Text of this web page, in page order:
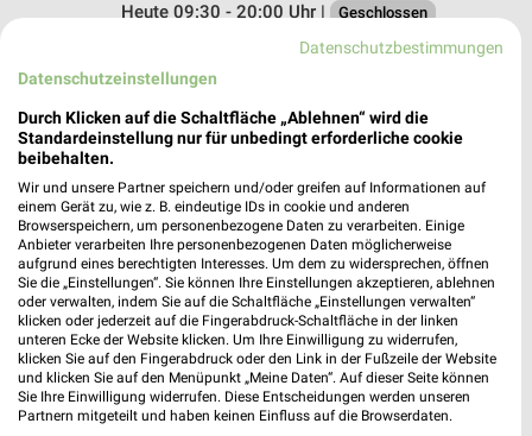
Heute 09:30 - 20:00 Uhr |
Geschlossen
502,78 km • Angebote: 1 Prospekt
Denns BioMarkt München
Wasserburger Landstr. 214
Heute 08:00 - 20:00 Uhr | Geschlossen
504,74 km • Angebote: 1 Prospekt
Reformhaus VITALIA München
Kästlenstr. 32
81827 München
504,57 km • Angebote: 1 Prospekt
Datenschutzbestimmungen
Datenschutzeinstellungen
Durch Klicken auf die Schaltfläche „Ablehnen“ wird die
Standardeinstellung nur für unbedingt erforderliche cookie
beibehalten.
Wir und unsere Partner speichern und/oder greifen auf Informationen auf
einem Gerät zu, wie z. B. eindeutige IDs in cookie und anderen
Browserspeichern, um personenbezogene Daten zu verarbeiten. Einige
Anbieter verarbeiten Ihre personenbezogenen Daten möglicherweise
aufgrund eines berechtigten Interesses. Um dem zu widersprechen, öffnen
Sie die „Einstellungen“. Sie können Ihre Einstellungen akzeptieren, ablehnen
oder verwalten, indem Sie auf die Schaltfläche „Einstellungen verwalten“
klicken oder jederzeit auf die Fingerabdruck-Schaltfläche in der linken
unteren Ecke der Website klicken. Um Ihre Einwilligung zu widerrufen,
klicken Sie auf den Fingerabdruck oder den Link in der Fußzeile der Website
und klicken Sie auf den Menüpunkt „Meine Daten“. Auf dieser Seite können
Sie Ihre Einwilligung widerrufen. Diese Entscheidungen werden unseren
Partnern mitgeteilt und haben keinen Einfluss auf die Browserdaten.